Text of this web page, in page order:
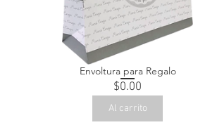
Envoltura para Regalo
$0.00
Al carrito